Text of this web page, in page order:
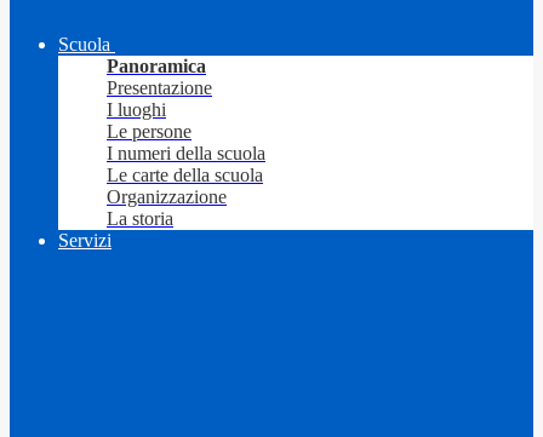
Scuola
Panoramica
Presentazione
I luoghi
Le persone
I numeri della scuola
Le carte della scuola
Organizzazione
La storia
Servizi